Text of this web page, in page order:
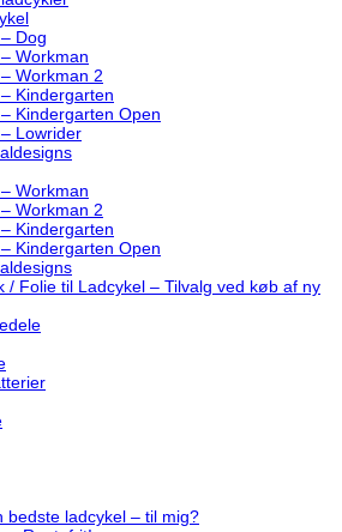
Dog
Workman
Workman 2
Kindergarten
Kindergarten Open
Lowrider
Workman
Workman 2
Kindergarten
Kindergarten Open
/ Folie til Ladcykel – Tilvalg ved køb af ny
bedste ladcykel – til mig?